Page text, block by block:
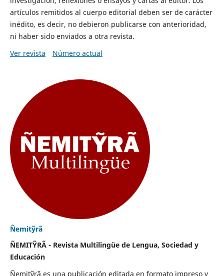
artículos remitidos al cuerpo editorial deben ser de carácter
inédito, es decir, no debieron publicarse con anterioridad,
ni haber sido enviados a otra revista.
Ver revista
Número actual
Ñemitỹrã
ÑEMITỸRÃ - Revista Multilingüe de Lengua, Sociedad y
Educación
Ñemitỹrã es una publicación editada en formato impreso y